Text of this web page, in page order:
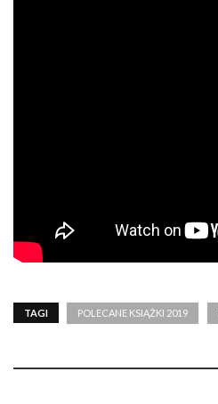
TAGI POLECANE KSIĄŻKI 2019